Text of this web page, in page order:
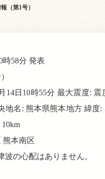
（第1号）
時58分 発表
14日10時55分 最大震度: 震
地名: 熊本県熊本地方 緯度:
熊本南区
波の心配はありません。